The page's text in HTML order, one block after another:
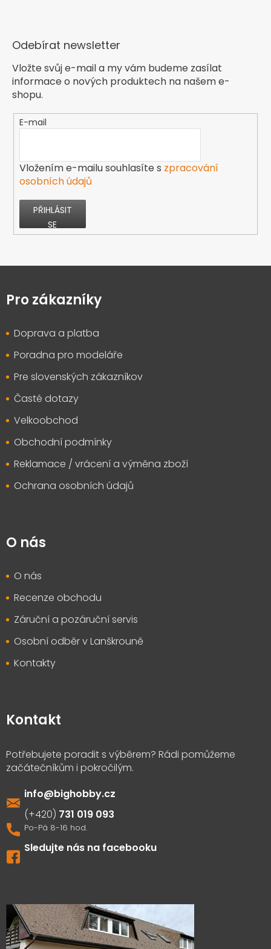
Odebírat newsletter
Vložte svůj e-mail a my vám budeme zasílat
informace o nových produktech na našem e-
shopu.
E-mail
Vložením e-mailu souhlasíte s zpracování
osobních údajů
PŘIHLÁSIT
SE
pPro zákazníky
Doprava a platba
Poradna pro modeláře
Pre slovenských zákazníkov
Časté dotazy
Velkoobchod
Obchodní podmínky
Reklamace / vrácení a výměna zboží
Ochrana osobních údajů
O nás
O nás
Recenze obchodu
Záruční a pozáruční servis
Osobní odběr v Lanškrouně
Kontakty
Kontakt
info@bighobby.cz
731 019 093
Sledujte nás na facebooku